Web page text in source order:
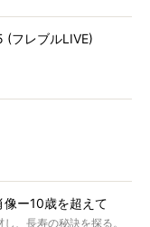
(フレブルLIVE)
像ー10歳を超えて
、長寿の秘訣を探る。